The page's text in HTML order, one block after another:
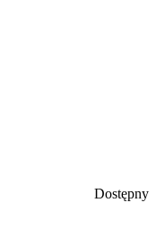
Dostępny